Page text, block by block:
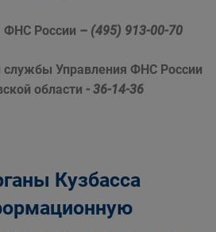
ФНС России – (495) 913-00-70
службы Управления ФНС России
области - 36-14-36
Кузбасса